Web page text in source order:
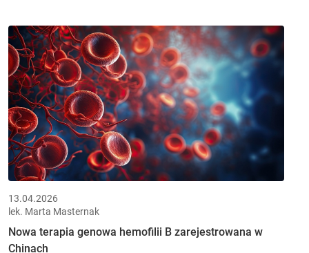
13.04.2026
lek. Marta Masternak
Nowa terapia genowa hemofilii B zarejestrowana w
Chinach